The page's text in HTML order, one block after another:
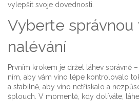
vylepšit svoje dovednosti.
Vyberte správnou
nalévání
Prvním krokem je držet láhev správně
ním, aby vám víno lépe kontrolovalo
a stabilně, aby víno netřískalo a
šplouch. V momentě, kdy dolíváte,